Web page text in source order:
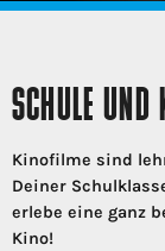
SCHULE
Kinofilme sind
Deiner
erlebe eine ganz
Kino!